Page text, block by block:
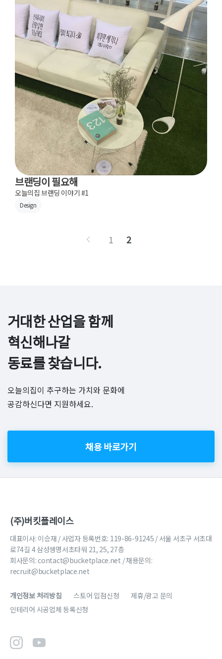
브랜딩이 필요해
오늘의집 브랜딩 이야기 #1
Design
1 2
거대한 산업을 함께
혁신해나갈
동료를 찾습니다.
오늘의집이 추구하는 가치와 문화에
공감하신다면 지원하세요.
채용 바로가기
(주)버킷플레이스
대표이사: 이승재 / 사업자 등록번호: 119-86-91245 / 서울 서초구 서초대
로74길 4 삼성생명서초타워 21, 25, 27층
회사문의: contact@bucketplace.net / 채용문의:
recruit@bucketplace.net
개인정보 처리방침 스토어 입점신청
제휴/광고 문의
인테리어 시공업체 등록신청